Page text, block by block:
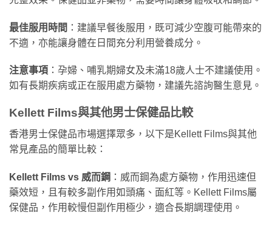
最佳服用時間 ：建議早餐後服用，既可減少空腹可能帶來的
不適，亦能讓身體在日間充分利用營養成分。
注意事項 ：孕婦、哺乳期婦女及未滿18歲人士不建議使用。
如有長期疾病或正在服用處方藥物，建議先諮詢醫生意見。
Kellett Films與其他男士保健品比較
香港男士保健品市場選擇眾多，以下是Kellett Films與其他
常見產品的簡單比較：
Kellett Films vs 威而鋼 ：威而鋼為處方藥物，作用迅速但
藥效短，且有較多副作用如頭痛、面紅等。Kellett Films屬
保健品，作用較慢但副作用極少，適合長期調理使用。